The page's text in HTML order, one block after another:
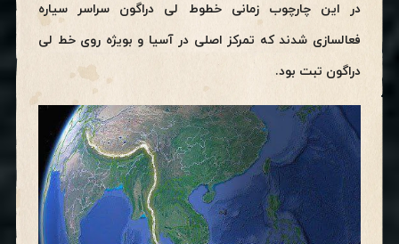
در این چارچوب زمانی خطوط لی دراگون سراسر سیاره
فعالسازی شدند که تمرکز اصلی در آسیا و بویژه روی خط لی
دراگون تبت بود.